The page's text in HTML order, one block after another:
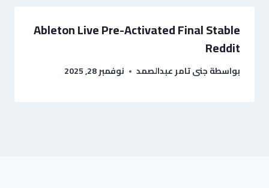
Ableton Live Pre-Activated Final Stable
Reddit
بواسطةجنى تامر عبدالصمد نوفمبر 28, 2025